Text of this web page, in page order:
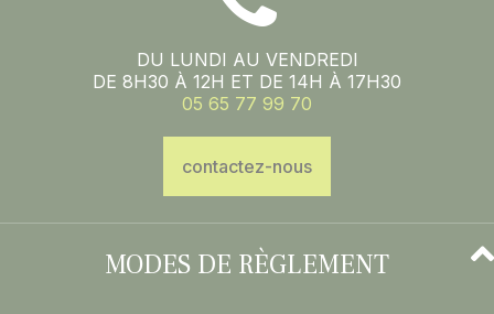
DU LUNDI AU VENDREDI
DE 8H30 À 12H ET DE 14H À 17H30
05 65 77 99 70
contactez-nous
MODES DE RÈGLEMENT